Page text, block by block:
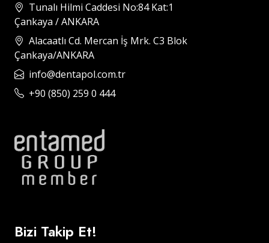
Tunalı Hilmi Caddesi No:84 Kat:1
Çankaya / ANKARA
Alacaatlı Cd. Mercan İş Mrk. C3 Blok
Çankaya/ANKARA
info@dentapol.com.tr
+90 (850) 259 0 444
Bizi Takip Et!